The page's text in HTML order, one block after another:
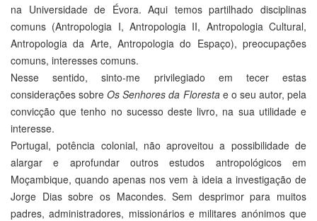
na Universidade de Évora. Aqui temos partilhado disciplinas
comuns (Antropologia I, Antropologia II, Antropologia Cultural,
Antropologia da Arte, Antropologia do Espaço), preocupações
comuns, interesses comuns.
Nesse sentido, sinto-me privilegiado em tecer estas
considerações sobre Os Senhores da Floresta e o seu autor, pela
convicção que tenho no sucesso deste livro, na sua utilidade e
interesse.
Portugal, potência colonial, não aproveitou a possibilidade de
alargar e aprofundar outros estudos antropológicos em
Moçambique, quando apenas nos vem à ideia a investigação de
Jorge Dias sobre os Macondes. Sem desprimor para muitos
padres, administradores, missionários e militares anónimos que